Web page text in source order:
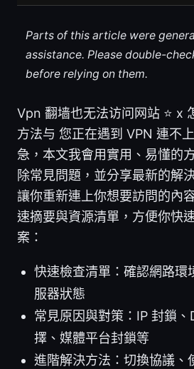
Parts of this article were
assistance. Please double-
before relying on them.
Vpn 翻墙也无法访问网站 ⭐ x
方法与 您正在遇到 VPN 連不
急，本文我會用實用、易懂的
除常見問題，並分享最新的解
讓你重新連上你想要訪問的內
速摘要與資源清單，方便你快
案：
快速檢查清單：確認網路環
服器狀態
常見原因與對策：IP 封鎖
擇、媒體平台封鎖等
進階解決方法：切換協議、